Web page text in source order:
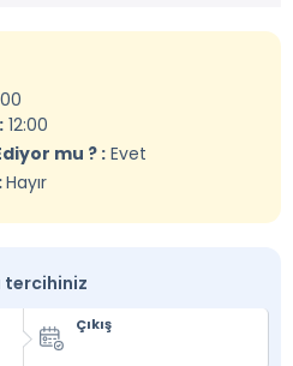
12:00
mu ? : Evet
Hayır
tercihiniz
Çıkış